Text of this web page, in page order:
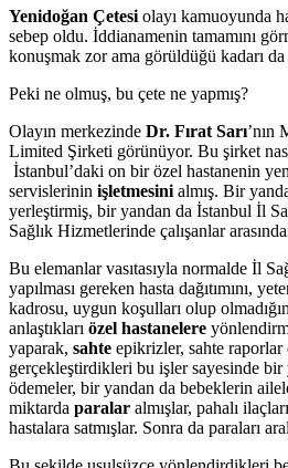
Yenidoğan Çetesi olayı kamuoyunda
sebep oldu. İddianamenin tamamını
konuşmak zor ama görüldüğü kadarı
Peki ne olmuş, bu çete ne yapmış?
Olayın merkezinde Dr. Fırat Sarı’nın
Limited Şirketi görünüyor. Bu şirket
İstanbul’daki on bir özel hastanenin
servislerinin işletmesini almış. Bir
yerleştirmiş, bir yandan da İstanbul İl
Sağlık Hizmetlerinde çalışanlar
Bu elemanlar vasıtasıyla normalde İl
yapılması gereken hasta dağıtımını,
kadrosu, uygun koşulları olup
anlaştıkları özel hastanelere
yaparak, sahte epikrizler, sahte raporlar
gerçekleştirdikleri bu işler sayesinde
ödemeler, bir yandan da bebeklerin
miktarda paralar almışlar, pahalı
hastalara satmışlar. Sonra da paraları